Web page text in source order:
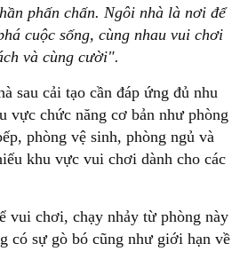
phấn chấn. Ngôi nhà là nơi để
cuộc sống, cùng nhau vui chơi
và cùng cười".
sau cải tạo cần đáp ứng đủ nhu
vực chức năng cơ bản như phòng
phòng vệ sinh, phòng ngủ và
khu vực vui chơi dành cho các
vui chơi, chạy nhảy từ phòng này
có sự gò bó cũng như giới hạn về